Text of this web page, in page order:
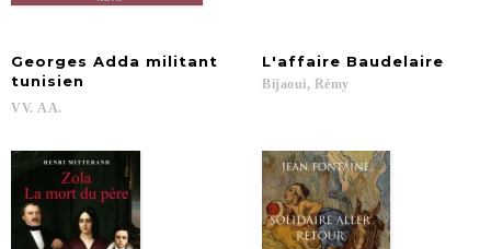
Georges Adda militant
tunisien
VV. AA.
L'affaire Baudelaire
Bijaoui, Rémy